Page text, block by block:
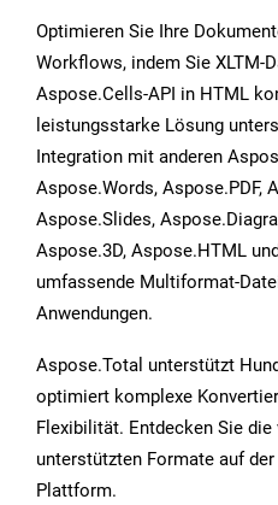
Optimieren Sie Ihre
Workflows, indem Sie XLTM-
Aspose.Cells-API in HTML
leistungsstarke Lösung
Integration mit anderen
Aspose.Words, Aspose.PDF,
Aspose.Slides,
Aspose.3D, Aspose.HTML
umfassende Multiformat-
Anwendungen.
Aspose.Total unterstützt
optimiert komplexe
Flexibilität. Entdecken Sie
unterstützten Formate auf der
Plattform.